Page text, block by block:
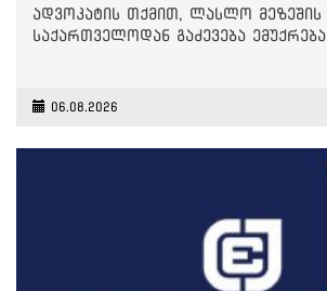
ადვოკატის თქმით, ლასლო მეზეშის
საქართველოდან გაძევება ემუქრება
06.08.2026